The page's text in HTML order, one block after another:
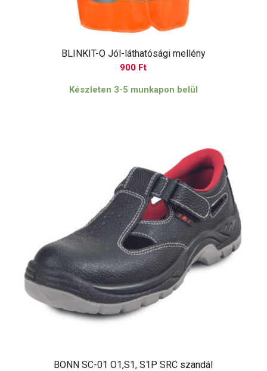
BLINKIT-O Jól-láthatósági mellény
900 Ft
Készleten 3-5 munkapon belül
BONN SC-01 O1,S1, S1P SRC szandál